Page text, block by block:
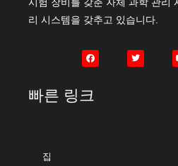
시험 장비를 갖춘 자체 과학 관리
리 시스템을 갖추고 있습니다.
빠른 링크
집